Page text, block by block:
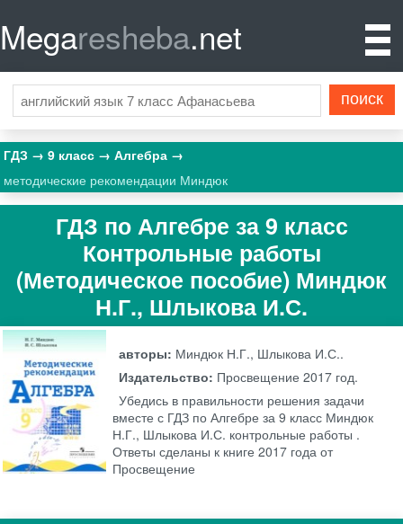
Megaresheba.net
ГДЗ 9 класс
Алгебра
методические рекомендации Миндюк
ГДЗ по Алгебре за 9 класс
Контрольные работы
(Методическое пособие) Миндюк
Н.Г., Шлыкова И.С.
авторы: Миндюк Н.Г., Шлыкова И.С..
Издательство: Просвещение 2017 год.
Убедись в правильности решения задачи
вместе с ГДЗ по Алгебре за 9 класс Миндюк
Н.Г., Шлыкова И.С. контрольные работы .
Ответы сделаны к книге 2017 года от
Просвещение